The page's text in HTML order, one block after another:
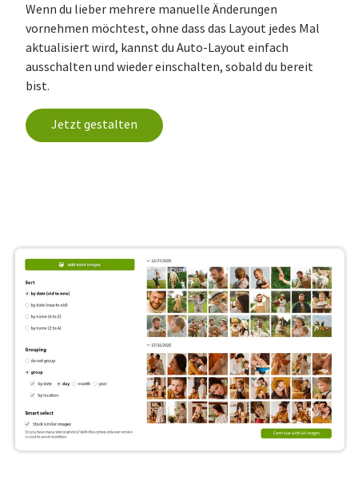
Wenn du lieber mehrere manuelle Änderungen
vornehmen möchtest, ohne dass das Layout jedes Mal
aktualisiert wird, kannst du Auto-Layout einfach
ausschalten und wieder einschalten, sobald du bereit
bist.
Jetzt gestalten